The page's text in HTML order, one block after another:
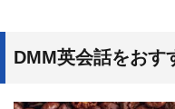
DMM英会話をお